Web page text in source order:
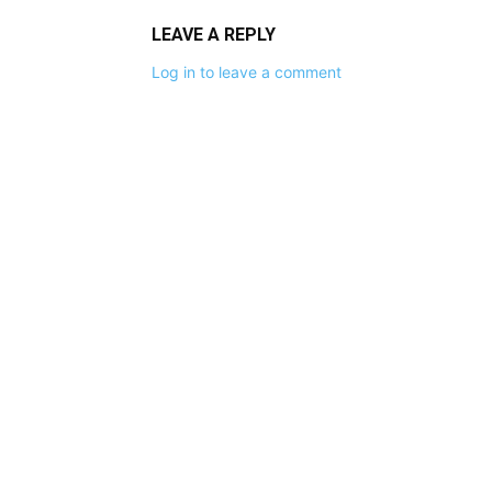
LEAVE A REPLY
Log in to leave a comment